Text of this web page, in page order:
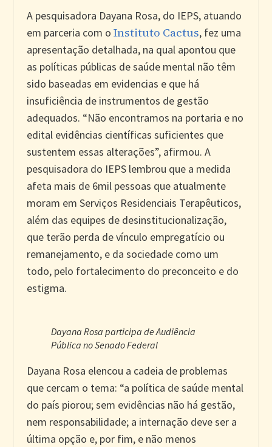
A pesquisadora Dayana Rosa, do IEPS, atuando
em parceria com o Instituto Cactus, fez uma
apresentação detalhada, na qual apontou que
as políticas públicas de saúde mental não têm
sido baseadas em evidencias e que há
insuficiência de instrumentos de gestão
adequados. “Não encontramos na portaria e no
edital evidências científicas suficientes que
sustentem essas alterações”, afirmou. A
pesquisadora do IEPS lembrou que a medida
afeta mais de 6mil pessoas que atualmente
moram em Serviços Residenciais Terapêuticos,
além das equipes de desinstitucionalização,
que terão perda de vínculo empregatício ou
remanejamento, e da sociedade como um
todo, pelo fortalecimento do preconceito e do
estigma.
Dayana Rosa participa de Audiência
Pública no Senado Federal
Dayana Rosa elencou a cadeia de problemas
que cercam o tema: “a política de saúde mental
do país piorou; sem evidências não há gestão,
nem responsabilidade; a internação deve ser a
última opção e, por fim, e não menos